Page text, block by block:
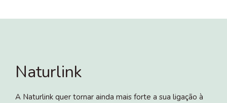
Naturlink
A Naturlink quer tornar ainda mais forte a sua ligação à